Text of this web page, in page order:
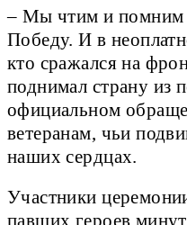
– Мы чтим и помним
Победу. И в
кто сражался на
поднимал страну из
официальном
ветеранам, чьи
наших сердцах.
Участники
павших героев